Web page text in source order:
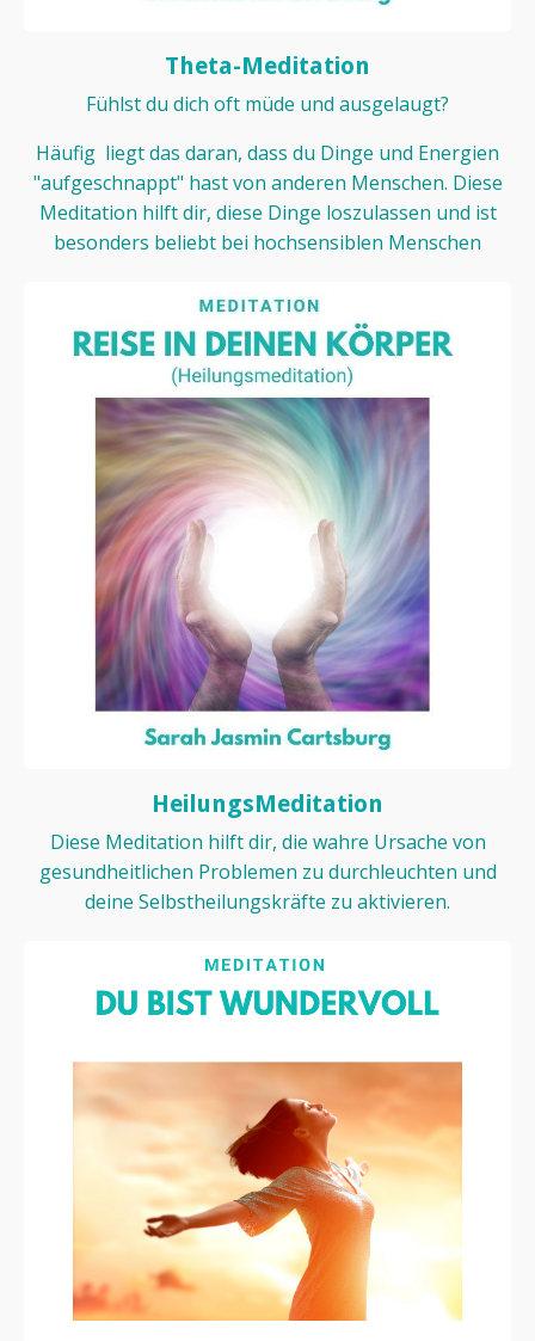
Theta-Meditation
Fühlst du dich oft müde und ausgelaugt?
Häufig liegt das daran, dass du Dinge und Energien
"aufgeschnappt" hast von anderen Menschen. Diese
Meditation hilft dir, diese Dinge loszulassen und ist
besonders beliebt bei hochsensiblen Menschen
HeilungsMeditation
Diese Meditation hilft dir, die wahre Ursache von
gesundheitlichen Problemen zu durchleuchten und
deine Selbstheilungskräfte zu aktivieren.